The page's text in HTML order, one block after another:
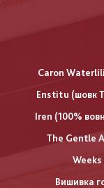
Caron
Enstitu (шовк
Iren (100%
The Gentle
Weeks
Вишивка